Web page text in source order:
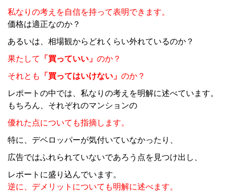
私なりの考えを自信を持って表明できます。
価格は適正なのか？
あるいは、相場観からどれくらい外れているのか？
果たして
「買っていい」 のか？
それとも
「買ってはいけない」 のか？
レポートの中では、私なりの考えを明解に述べています。
もちろん、それぞれのマンションの
優れた点についても指摘します。
特に、デベロッパーが気付いていなかったり、
広告ではふれられていないであろう点を見つけ出し、
レポートに盛り込んでいます。
逆に、デメリットについても明解に述べます。